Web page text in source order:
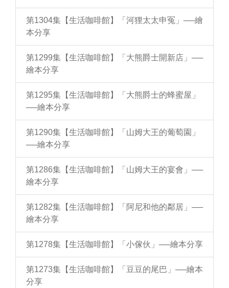
第1304集【生活咖啡館】「河狸太太申冤」──繪
本分享
第1299集【生活咖啡館】「大熊爵士開新店」──
繪本分享
第1295集【生活咖啡館】「大熊爵士的蜂蜜屋」
──繪本分享
第1290集【生活咖啡館】「山姆大王的葡萄園」
──繪本分享
第1286集【生活咖啡館】「山姆大王的宴會」──
繪本分享
第1282集【生活咖啡館】「阿尼和他的鄰居」──
繪本分享
第1278集【生活咖啡館】「小傢伙」──繪本分享
第1273集【生活咖啡館】「豆豆的尾巴」──繪本
分享